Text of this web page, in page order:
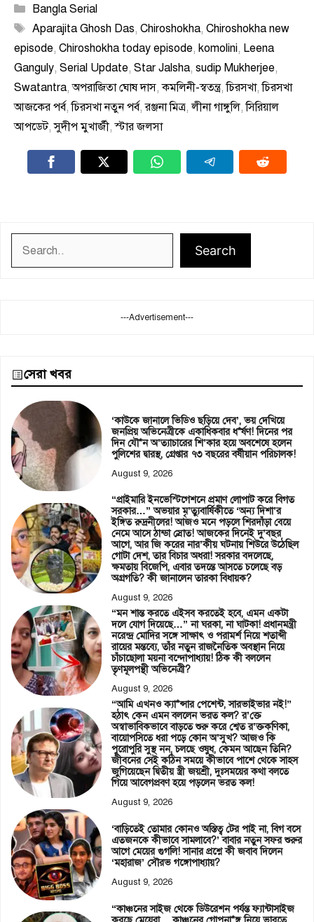
Categories
Bangla Serial
Tags
Aparajita Ghosh Das, Chiroshokha, Chiroshokha new
episode, Chiroshokha today episode, komolini, Leena
Ganguly, Serial Update, Star Jalsha, sudip Mukherjee,
Swatantra,অপরাজিতা ঘোষ দাস,কমলিনী-স্বতন্ত্র,চিরসখা,চিরসখা
আজকের পর্ব,চিরসখা নতুন পর্ব,রঞ্জনা মিত্র,লীনা গাঙ্গুলি,সিরিয়াল
আপডেট,সুদীপ মুখার্জী,স্টার জলসা
Search
---Advertisement---
সেরা খবর
‘কাউকে জানালে ভিডিও ছড়িয়ে দেব’, ভয় দেখিয়ে
জনপ্রিয় অভিনেত্রীকে একাধিকবার ধ*র্ষণ! দিনের পর
দিন যৌ*ন অ’ত্যাচারের শি’কার হয়ে অবশেষে হলেন
পুলিশের দ্বারস্থ, গ্রেপ্তার ৭৩ বছরের বর্ষীয়ান পরিচালক!
August 9, 2026
“প্রাইমারি ইনভেস্টিগেশনে প্রমাণ লোপাট করে বিগত
সরকার…” অভয়ার মৃ’ত্যুবার্ষিকীতে ‘অন্য দিশা’র
ইঙ্গিত রুদ্রনীলের! আজও মনে পড়লে শিরদাঁড়া বেয়ে
নেমে আসে ঠান্ডা স্রোত! আজকের দিনেই দু’বছর
আগে, আর জি করের নার’কীয় ঘটনায় শিউরে উঠেছিল
গোটা দেশ, তার বিচার অধরা! সরকার বদলেছে,
ক্ষমতায় বিজেপি, এবার তদন্তে আসতে চলেছে বড়
অগ্রগতি? কী জানালেন তারকা বিধায়ক?
August 9, 2026
“মন শান্ত করতে এইসব করতেই হবে, এমন একটা
দলে যোগ দিয়েছে…” না ঘরকা, না ঘাটকা! প্রধানমন্ত্রী
নরেন্দ্র মোদির সঙ্গে সাক্ষাৎ ও পরামর্শ নিয়ে শতাব্দী
রায়ের মন্তব্যে, তাঁর নতুন রাজনৈতিক অবস্থান নিয়ে
চাঁচাছোলা ময়না বন্দোপাধ্যায়! ঠিক কী বললেন
তৃণমূলপন্থী অভিনেত্রী?
August 9, 2026
“আমি এখনও ক্যা*ন্সার পেশেন্ট, সারভাইভার নই!”
হঠাৎ কেন এমন বললেন ভরত কল? র’ক্তে
অস্বাভাবিকভাবে বাড়তে শুরু করে শ্বেত র’ক্তকণিকা,
বায়োপসিতে ধরা পড়ে কোন অ’সুখ? আজও কি
পুরোপুরি সুস্থ নন, চলছে ওষুধ, কেমন আছেন তিনি?
জীবনের সেই কঠিন সময়ে কীভাবে পাশে থেকে সাহস
জুগিয়েছেন দ্বিতীয় স্ত্রী জয়শ্রী, দুঃসময়ের কথা বলতে
গিয়ে আবেগপ্রবণ হয়ে পড়লেন ভরত কল!
August 9, 2026
‘বাড়িতেই তোমার কোনও অস্তিত্ব টের পাই না, বিগ বসে
এতজনকে কীভাবে সামলাবে?’ বাবার নতুন সফর শুরুর
আগে মেয়ের গুগলি! সানার প্রশ্নে কী জবাব দিলেন
‘মহারাজ’ সৌরভ গঙ্গোপাধ্যায়?
August 9, 2026
“কাঞ্চনের সাইজ থেকে ডিউরেশন পর্যন্ত ফ্যান্টাসাইজ